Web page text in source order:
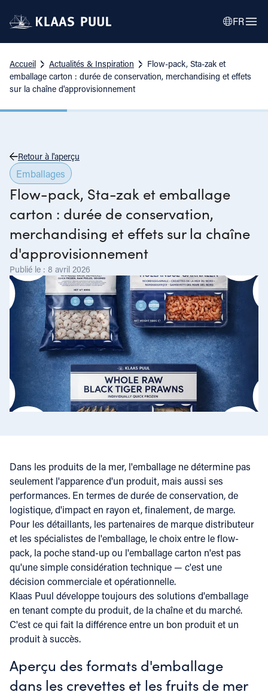
FR
Accueil Actualités & Inspiration
Flow-pack, Sta-zak et
emballage carton : durée de conservation, merchandising et effets
sur la chaîne d'approvisionnement
Retour à l'aperçu
Emballages
Flow-pack, Sta-zak et emballage
carton : durée de conservation,
merchandising et effets sur la chaîne
d'approvisionnement
Publié le : 8 avril 2026
Dans les produits de la mer, l'emballage ne détermine pas
seulement l'apparence d'un produit, mais aussi ses
performances. En termes de durée de conservation, de
logistique, d'impact en rayon et, finalement, de marge.
Pour les détaillants, les partenaires de marque distributeur
et les spécialistes de l'emballage, le choix entre le flow-
pack, la poche stand-up ou l'emballage carton n'est pas
qu'une simple considération technique — c'est une
décision commerciale et opérationnelle.
Klaas Puul développe toujours des solutions d'emballage
en tenant compte du produit, de la chaîne et du marché.
C'est ce qui fait la différence entre un bon produit et un
produit à succès.
Aperçu des formats d'emballage
dans les crevettes et les fruits de mer